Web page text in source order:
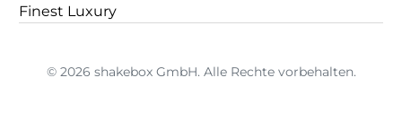
Finest Luxury
© 2026 shakebox GmbH. Alle Rechte vorbehalten.